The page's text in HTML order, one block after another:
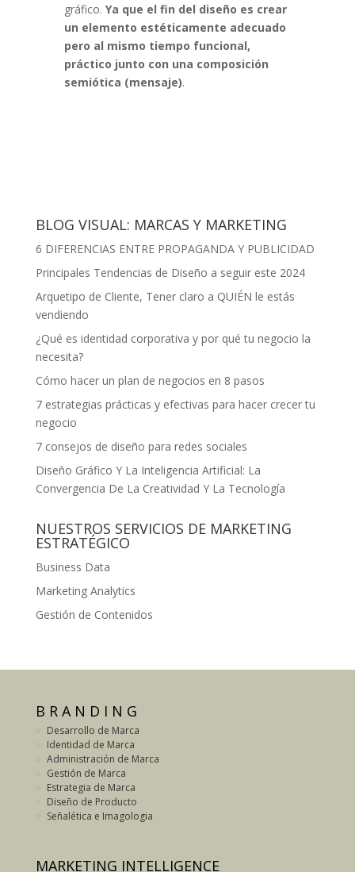
gráfico. Ya que el fin del diseño es crear
un elemento estéticamente adecuado
pero al mismo tiempo funcional,
práctico junto con una composición
semiótica (mensaje).
BLOG VISUAL: MARCAS Y MARKETING
6 DIFERENCIAS ENTRE PROPAGANDA Y PUBLICIDAD
Principales Tendencias de Diseño a seguir este 2024
Arquetipo de Cliente, Tener claro a QUIÉN le estás
vendiendo
¿Qué es identidad corporativa y por qué tu negocio la
necesita?
Cómo hacer un plan de negocios en 8 pasos
7 estrategias prácticas y efectivas para hacer crecer tu
negocio
7 consejos de diseño para redes sociales
Diseño Gráfico Y La Inteligencia Artificial: La
Convergencia De La Creatividad Y La Tecnología
NUESTROS SERVICIOS DE MARKETING
ESTRATÉGICO
Business Data
Marketing Analytics
Gestión de Contenidos
B R A N D I N G
Desarrollo de Marca
Identidad de Marca
Administración de Marca
Gestión de Marca
Estrategia de Marca
Diseño de Producto
Señalética e Imagologia
MARKETING INTELLIGENCE